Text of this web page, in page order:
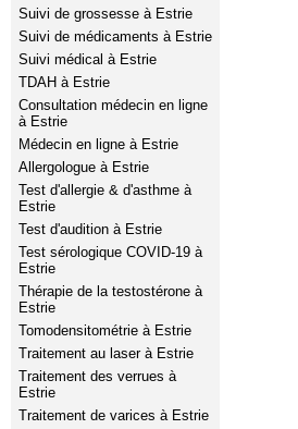
Suivi de grossesse à Estrie
Suivi de médicaments à Estrie
Suivi médical à Estrie
TDAH à Estrie
Consultation médecin en ligne
à Estrie
Médecin en ligne à Estrie
Allergologue à Estrie
Test d'allergie & d'asthme à
Estrie
Test d'audition à Estrie
Test sérologique COVID-19 à
Estrie
Thérapie de la testostérone à
Estrie
Tomodensitométrie à Estrie
Traitement au laser à Estrie
Traitement des verrues à
Estrie
Traitement de varices à Estrie